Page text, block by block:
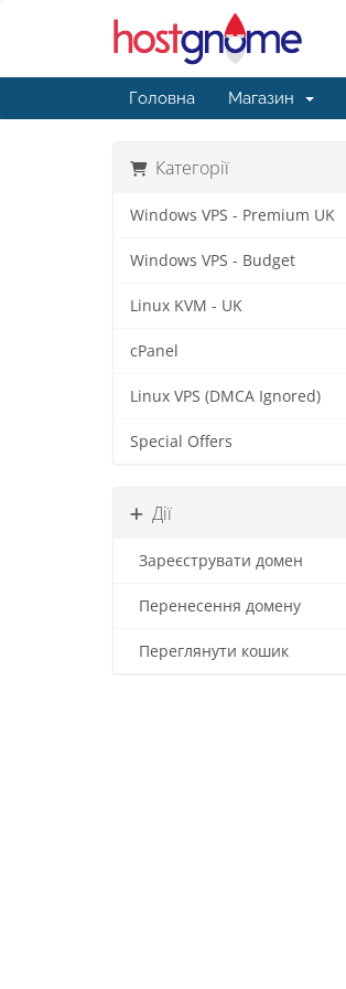
Головна Магазин
Категорії
Windows VPS - Premium UK
Windows VPS - Budget
Linux KVM - UK
cPanel
Linux VPS (DMCA Ignored)
Special Offers
Дії
Зареєструвати домен
Перенесення домену
Переглянути кошик